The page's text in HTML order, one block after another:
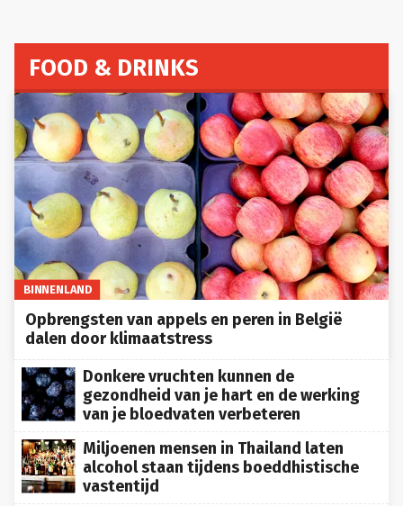
FOOD & DRINKS
BINNENLAND
Opbrengsten van appels en peren in België
dalen door klimaatstress
Donkere vruchten kunnen de
gezondheid van je hart en de werking
van je bloedvaten verbeteren
Miljoenen mensen in Thailand laten
alcohol staan tijdens boeddhistische
vastentijd